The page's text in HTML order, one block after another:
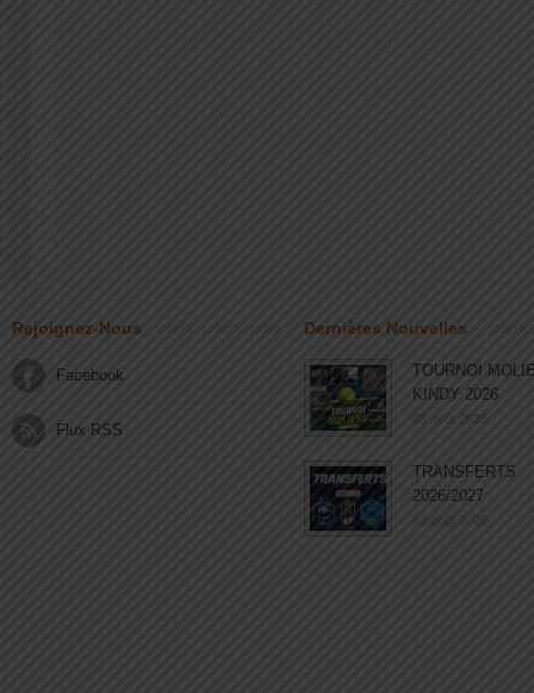
Rejoignez-Nous
Facebook
Flux RSS
Dernières Nouvelles
TOURNOI
KINDY 2026
03 août 2026
TRANSFERTS
2026/2027
03 août 2026